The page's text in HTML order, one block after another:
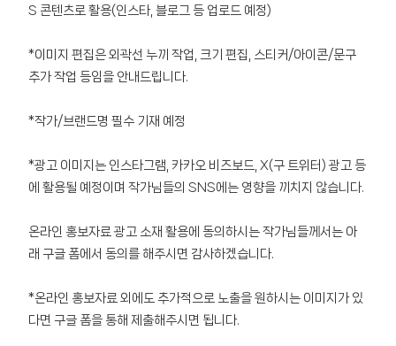
S 콘텐츠로 활용(인스타, 블로그 등 업로드 예정)
*이미지 편집은 외곽선 누끼 작업, 크기 편집, 스티커/아이콘/문구
추가 작업 등임을 안내드립니다.
*작가/브랜드명 필수 기재 예정
*광고 이미지는 인스타그램, 카카오 비즈보드, X(구 트위터) 광고 등
에 활용될 예정이며 작가님들의 SNS에는 영향을 끼치지 않습니다.
온라인 홍보자료 광고 소재 활용에 동의하시는 작가님들께서는 아
래 구글 폼에서 동의를 해주시면 감사하겠습니다.
*온라인 홍보자료 외에도 추가적으로 노출을 원하시는 이미지가 있
다면 구글 폼을 통해 제출해주시면 됩니다.